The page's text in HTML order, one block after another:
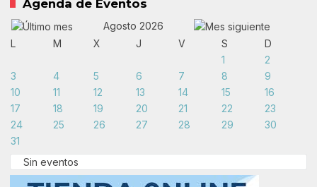
Agenda de Eventos
Agosto 2026
L
M X J V S
D
1
2
3
4 5 6 7 8
9
10
11 12 13 14 15
16
17
18 19 20 21 22
23
24
25 26 27 28 29
30
31
Sin eventos